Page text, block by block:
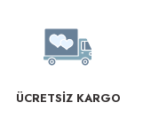
ÜCRETSİZ KARGO